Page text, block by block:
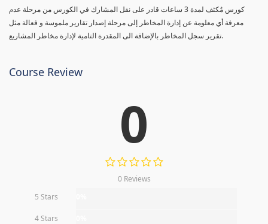
كورس مٌكثف لمدة 3 ساعات قادر على نقل المشارك في الكورس من مرحلة عدم
معرفة أي معلومة عن إدارة المخاطر إلى مرحلة إصدار تقارير ملموسة و فعالة مثل
تقرير سجل المخاطر بالإضافة الى المقدرة التامية لإدارة مخاطر المشاريع.
Course Review
0
0 Reviews
5 Stars
4 Stars